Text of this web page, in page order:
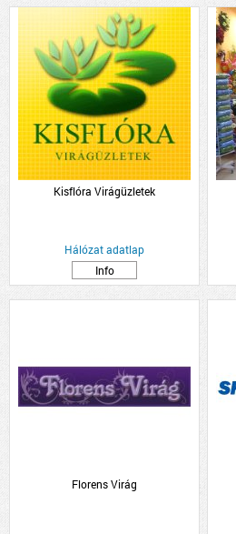
Kisflóra Virágüzletek
Hálózat adatlap
Info
Florens Virág